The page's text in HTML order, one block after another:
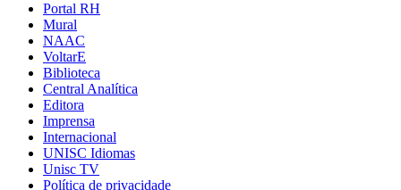
Portal RH
Mural
NAAC
VoltarE
Biblioteca
Central Analítica
Editora
Imprensa
Internacional
UNISC Idiomas
Unisc TV
Política de privacidade